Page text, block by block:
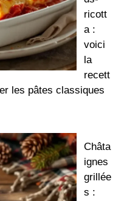
ricott
a :
voici
la
recett
les pâtes classiques
Châta
ignes
grillée
s :